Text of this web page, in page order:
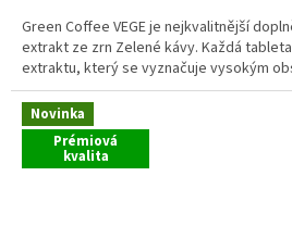
Green Coffee VEGE je nejkvalitnější
extrakt ze zrn Zelené kávy. Každá
extraktu, který se vyznačuje vysokým
Novinka
Prémiová
kvalita